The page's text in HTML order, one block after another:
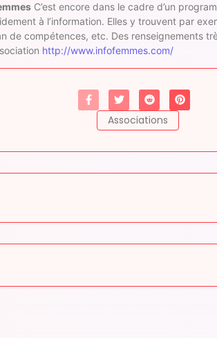
C’est encore dans le cadre d’un
à l’information. Elles y trouvent par
de compétences, etc. Des renseignements
http://www.infofemmes.com/
Associations